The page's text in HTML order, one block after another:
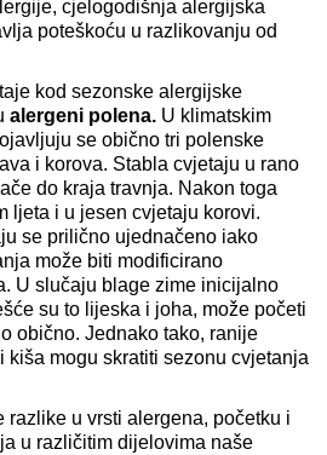
cjelogodišnja alergijska
poteškoću u razlikovanju od
kod sezonske alergijske
alergeni polena. U klimatskim
se obično tri polenske
i korova. Stabla cvjetaju u rano
do kraja travnja. Nakon toga
ljeta i u jesen cvjetaju korovi.
se prilično ujednačeno iako
može biti modificirano
U slučaju blage zime inicijalno
su to lijeska i joha, može početi
obično. Jednako tako, ranije
kiša mogu skratiti sezonu cvjetanja
razlike u vrsti alergena, početku i
u različitim dijelovima naše